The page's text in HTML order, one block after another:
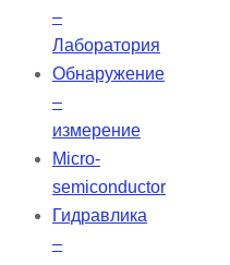
–
Лаборатория
Обнаружение
–
измерение
Micro-
semiconductor
Гидравлика
–